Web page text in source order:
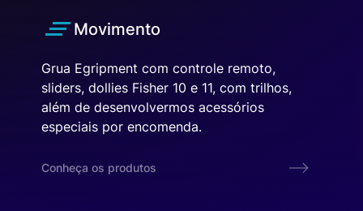
Movimento
Grua Egripment com controle remoto,
sliders, dollies Fisher 10 e 11, com trilhos,
além de desenvolvermos acessórios
especiais por encomenda.
Conheça os produtos